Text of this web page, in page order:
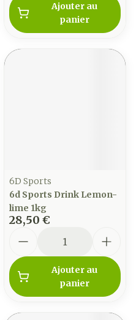
Ajouter au
panier
6D Sports
6d Sports Drink Lemon-
lime 1kg
28,50 €
Ajouter au
panier